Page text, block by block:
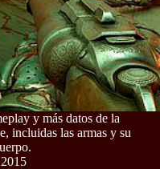
y más datos de la
incluidas las armas y su